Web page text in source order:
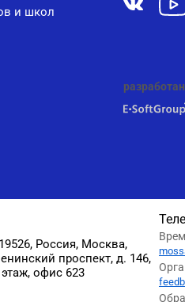
и школ
Россия, Москва,
проспект, д. 146,
этаж, офис 623